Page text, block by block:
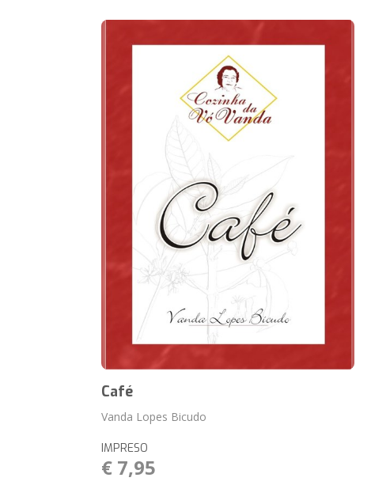
Café
Vanda Lopes Bicudo
IMPRESO
€ 7,95